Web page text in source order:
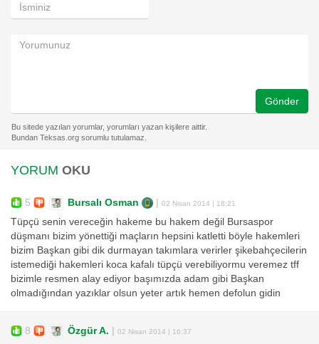
Gönder
YORUM OKU
5 Bursalı Osman | 02 Nisan 2014 | 18:21
Tüpçü senin vereceğin hakeme bu hakem değil Bursaspor
düşmanı bizim yönettiği maçların hepsini katletti böyle hakemleri
bizim Başkan gibi dik durmayan takımlara verirler şikebahçecilerin
istemediği hakemleri koca kafalı tüpçü verebiliyormu veremez tff
bizimle resmen alay ediyor başımızda adam gibi Başkan
olmadığından yazıklar olsun yeter artık hemen defolun gidin
8 Özgür A. | 02 Nisan 2014 | 16:37